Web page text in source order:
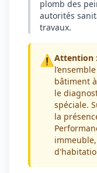
plomb des
autorités
travaux.
⚠️Attention :
bâtiment
le
spéciale.
la